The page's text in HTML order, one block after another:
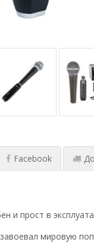
Facebook
и прост в
мировую